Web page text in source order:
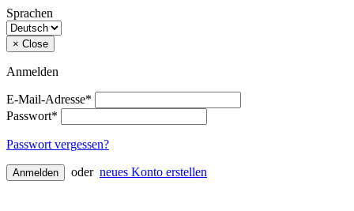
Sprachen
× Close
Anmelden
E-Mail-Adresse*
Passwort*
Passwort vergessen?
Anmelden oder neues Konto erstellen